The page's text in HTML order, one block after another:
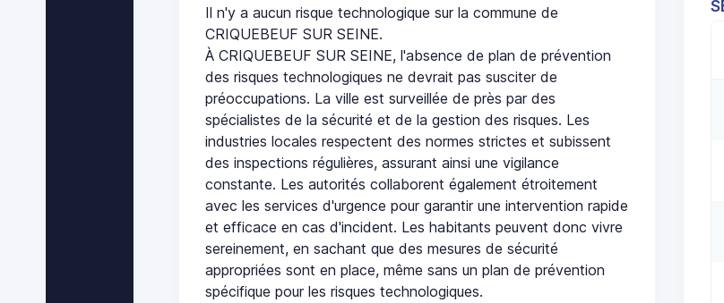
Il n'y a aucun risque technologique sur la commune de
CRIQUEBEUF SUR SEINE.
À CRIQUEBEUF SUR SEINE, l'absence de plan de prévention
des risques technologiques ne devrait pas susciter de
préoccupations. La ville est surveillée de près par des
spécialistes de la sécurité et de la gestion des risques. Les
industries locales respectent des normes strictes et subissent
des inspections régulières, assurant ainsi une vigilance
constante. Les autorités collaborent également étroitement
avec les services d'urgence pour garantir une intervention rapide
et efficace en cas d'incident. Les habitants peuvent donc vivre
sereinement, en sachant que des mesures de sécurité
appropriées sont en place, même sans un plan de prévention
spécifique pour les risques technologiques.